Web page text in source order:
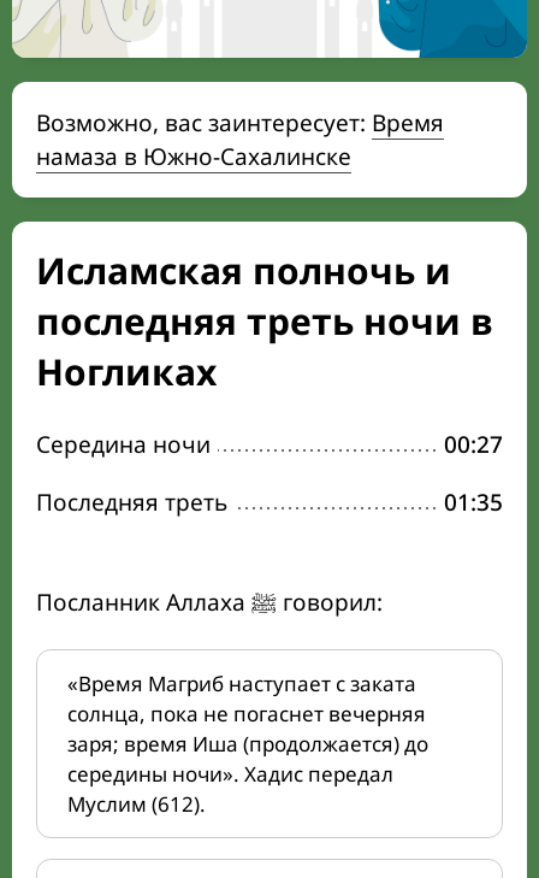
Возможно, вас заинтересует: Время
намаза в Южно-Сахалинске
Исламская полночь и
последняя треть ночи в
Ногликах
Середина ночи
00:27
Последняя треть
01:35
Посланник Аллаха ﷺ говорил:
«Время Магриб наступает с заката
солнца, пока не погаснет вечерняя
заря; время Иша (продолжается) до
середины ночи». Хадис передал
Муслим (612).